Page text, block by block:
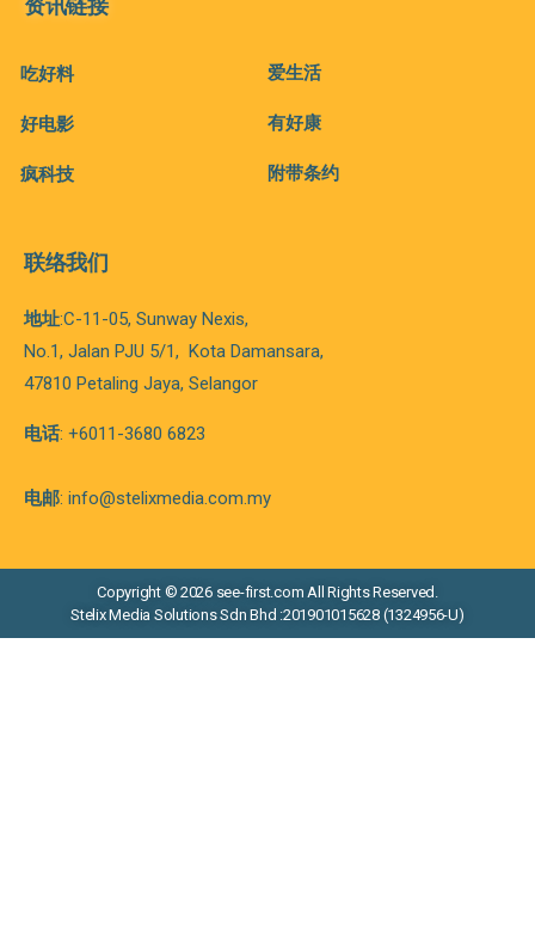
吃好料
好电影
疯科技
爱生活
有好康
附带条约
联络我们
地址:C-11-05, Sunway Nexis,
No.1, Jalan PJU 5/1, Kota Damansara,
47810 Petaling Jaya, Selangor
电话: +6011-3680 6823
电邮: info@stelixmedia.com.my
Copyright © 2026 see-first.com All Rights Reserved.
Stelix Media Solutions Sdn Bhd :201901015628 (1324956-U)